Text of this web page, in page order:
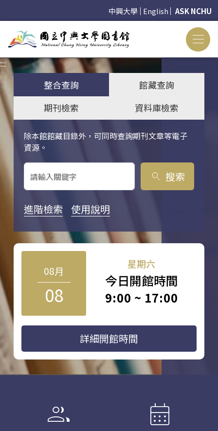
中興大學 English ASK NCHU
:::
整合查詢
館藏查詢
期刊檢索
資料庫檢索
除本館館藏目錄外，可同時查詢期刊文章等電子
資源。
關鍵字搜尋
search 搜索
進階檢索 使用說明
08月
08
星期六
今日開館時間
9:00 ~ 17:00
詳細開館時間
group calendar_month